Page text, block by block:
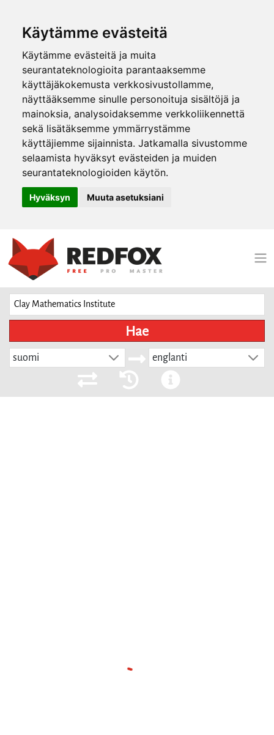
Käytämme evästeitä
Käytämme evästeitä ja muita
seurantateknologioita parantaaksemme
käyttäjäkokemusta verkkosivustollamme,
näyttääksemme sinulle personoituja sisältöjä ja
mainoksia, analysoidaksemme verkkoliikennettä
sekä lisätäksemme ymmärrystämme
käyttäjiemme sijainnista. Jatkamalla sivustomme
selaamista hyväksyt evästeiden ja muiden
seurantateknologioiden käytön.
Hyväksyn Muuta asetuksiani
Hae
suomi englanti